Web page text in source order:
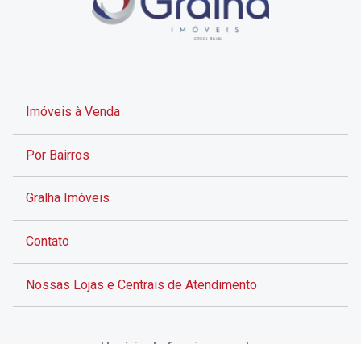
Imóveis à Venda
Por Bairros
Gralha Imóveis
Contato
Nossas Lojas e Centrais de Atendimento